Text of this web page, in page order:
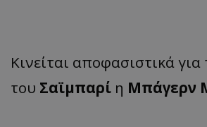
Κινείται αποφασιστικά
του Σαϊμπαρί η Μπάγερν